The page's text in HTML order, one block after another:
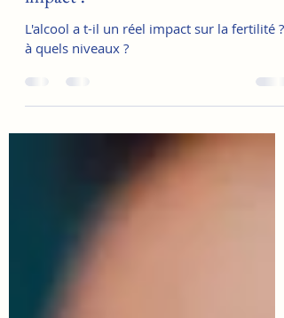
Alcool et fertilité féminine : quel
impact ?
L'alcool a t-il un réel impact sur la fertilité ?